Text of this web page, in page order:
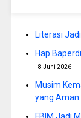
Literasi
Hap
8 Juni 2026
Musim
yang Aman
FBIM Jadi